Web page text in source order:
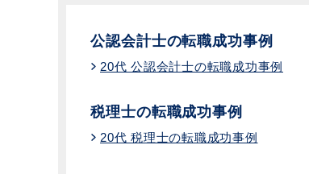
公認会計士の転職成功事例
20代 公認会計士の転職成功事例
税理士の転職成功事例
20代 税理士の転職成功事例